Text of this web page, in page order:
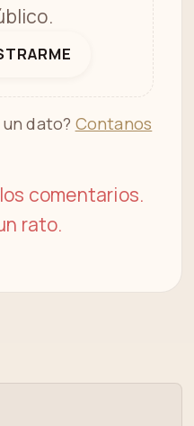
dato? Contanos
comentarios.
rato.